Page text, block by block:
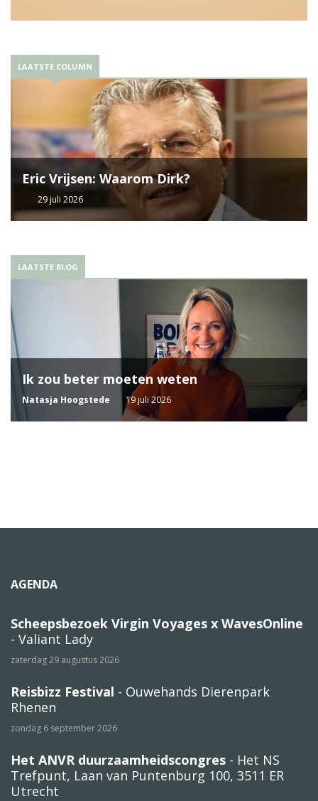
LAATSTE COLUMN
Eric Vrijsen: Waarom Dirk?
29 juli 2026
LAATSTE BLOG
Ik zou beter moeten weten
Natasja Hoogstede 19 juli 2026
AGENDA
Scheepsbezoek Virgin Voyages x WavesOnline
- Valiant Lady
zaterdag 29 augustus 2026
Reisbizz Festival - Ouwehands Dierenpark
Rhenen
zondag 6 september 2026
Het ANVR duurzaamheidscongres - Het NS
Trefpunt, Laan van Puntenburg 100, 3511 ER
Utrecht